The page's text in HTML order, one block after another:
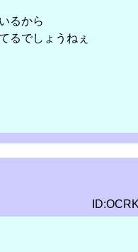
るから
るでしょうねぇ